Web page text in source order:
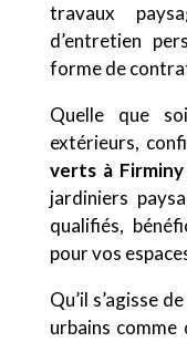
travaux
d’entretien
forme de
Quelle que
extérieurs,
verts à Firminy
jardiniers
qualifiés,
pour vos
Qu’il s’agisse
urbains comme